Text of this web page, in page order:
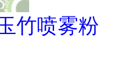
竹喷雾粉